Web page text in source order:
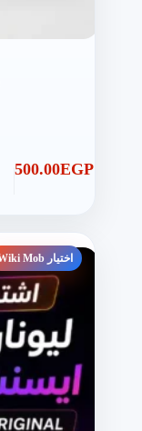
500.00EGP